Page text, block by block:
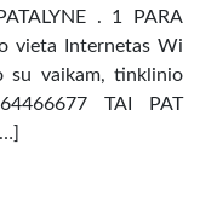
. 1 PARA
vieta Internetas Wi
su vaikam, tinklinio
TAI PAT